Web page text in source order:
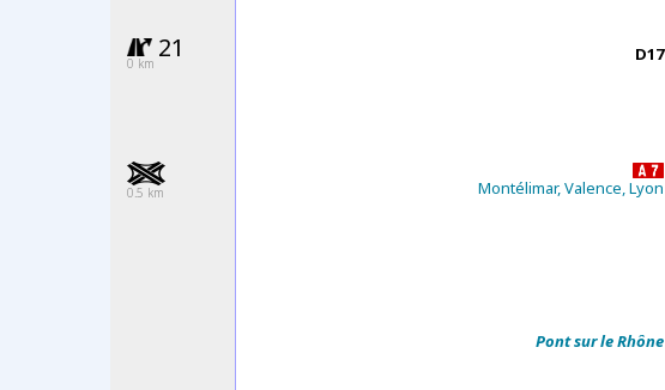
21
0 km D17
0.5 km Montélimar, Valence, Lyon
Pont sur le Rhône